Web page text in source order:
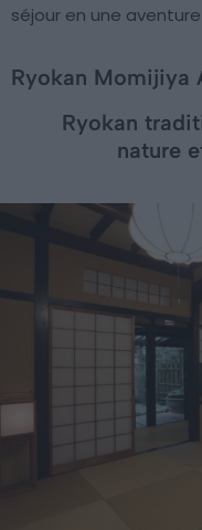
séjour en une
Ryokan Momijiya
Ryokan
nature